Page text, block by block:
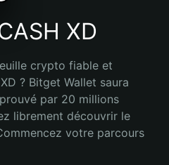
XD
crypto fiable et
? Bitget Wallet saura
par 20 millions
librement découvrir le
votre parcours